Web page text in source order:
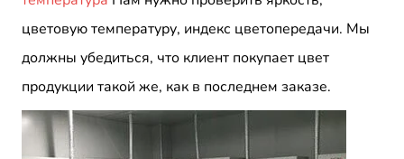
цветовую температуру, индекс цветопередачи. Мы
должны убедиться, что клиент покупает цвет
продукции такой же, как в последнем заказе.